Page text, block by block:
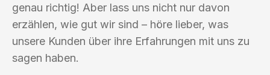
genau richtig! Aber lass uns nicht nur davon
erzählen, wie gut wir sind – höre lieber, was
unsere Kunden über ihre Erfahrungen mit uns zu
sagen haben.